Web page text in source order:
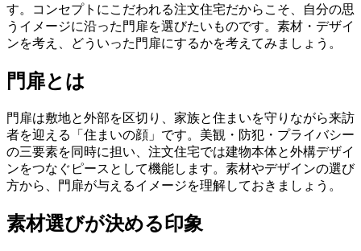
す。コンセプトにこだわれる注文住宅だからこそ、自分の思
うイメージに沿った門扉を選びたいものです。素材・デザイ
ンを考え、どういった門扉にするかを考えてみましょう。
門扉とは
門扉は敷地と外部を区切り、家族と住まいを守りながら来訪
者を迎える「住まいの顔」です。美観・防犯・プライバシー
の三要素を同時に担い、注文住宅では建物本体と外構デザイ
ンをつなぐピースとして機能します。素材やデザインの選び
方から、門扉が与えるイメージを理解しておきましょう。
素材選びが決める印象